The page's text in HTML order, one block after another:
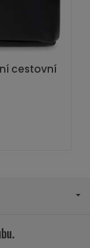
cestovní